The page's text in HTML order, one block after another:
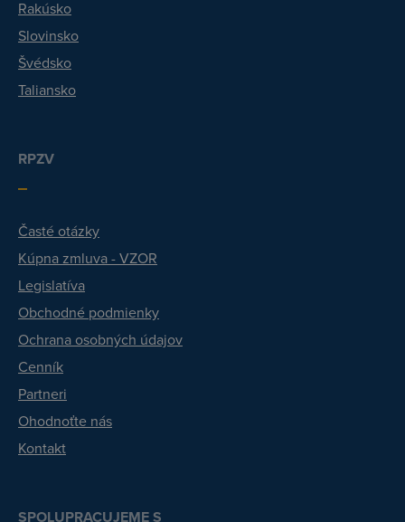
Rakúsko
Slovinsko
Švédsko
Taliansko
RPZV
Časté otázky
Kúpna zmluva - VZOR
Legislatíva
Obchodné podmienky
Ochrana osobných údajov
Cenník
Partneri
Ohodnoťte nás
Kontakt
SPOLUPRACUJEME S